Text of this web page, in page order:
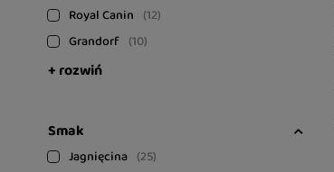
Royal Canin
12
Grandorf
10
+ rozwiń
Smak
Jagnięcina
25